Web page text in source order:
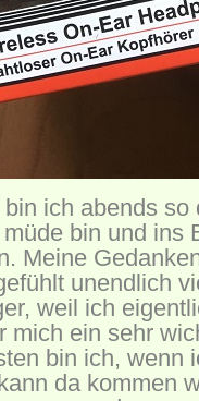
ich abends
bin und ins
Meine
unendlich
weil ich
mich ein sehr
bin ich, wenn
da kommen